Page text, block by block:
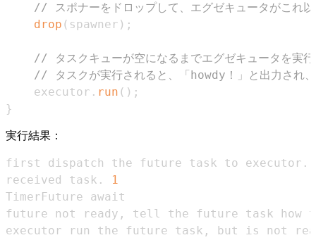
// スポナーをドロップして、エグゼキュータがこれ
drop ( spawner ) ;
// タスクキューが空になるまでエグゼキュータを実
// タスクが実行されると、「howdy！」と出力され
    executor
. run ( ) ;
}
実行結果：
received task.
1